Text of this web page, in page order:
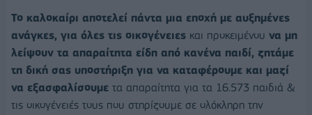
Το καλοκαίρι αποτελεί πάντα μια εποχή με αυξημένες
ανάγκες, για όλες τις οικογένειες και προκειμένου να μη
λείψουν τα απαραίτητα είδη από κανένα παιδί, ζητάμε
τη δική σας υποστήριξη για να καταφέρουμε και μαζί
να εξασφαλίσουμε τα απαραίτητα για τα 16.573 παιδιά &
τις οικογένειές τους που στηρίζουμε σε ολόκληρη την